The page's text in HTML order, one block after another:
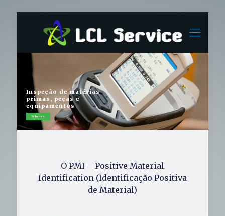
Inspeção de matérias
primas, peças e
equipamentos
Saiba mais
O PMI – Positive Material
Identification (Identificação Positiva
de Material)